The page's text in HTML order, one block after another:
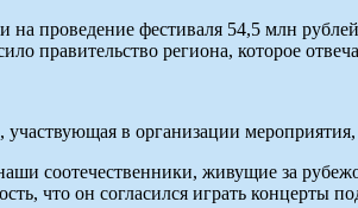
проведение фестиваля 54,5 млн
правительство региона, которое
в организации
соотечественники, живущие за
что он согласился играть